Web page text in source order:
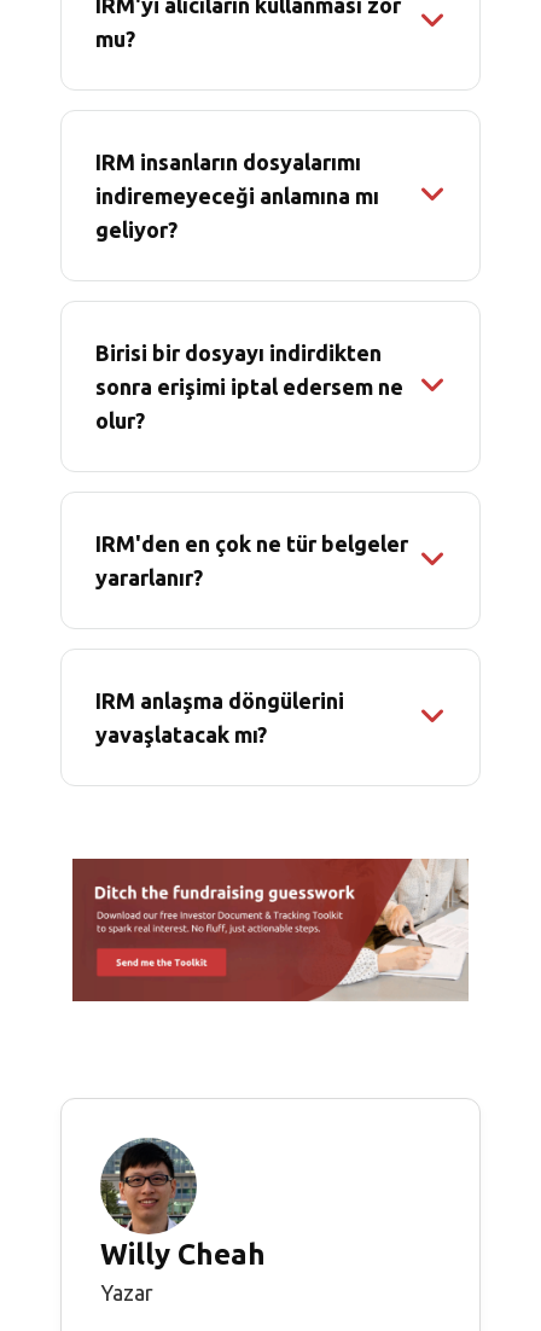
IRM'yi alıcıların kullanması zor
mu?
IRM insanların dosyalarımı
indiremeyeceği anlamına mı
geliyor?
Birisi bir dosyayı indirdikten
sonra erişimi iptal edersem ne
olur?
IRM'den en çok ne tür belgeler
yararlanır?
IRM anlaşma döngülerini
yavaşlatacak mı?
Willy Cheah
Yazar